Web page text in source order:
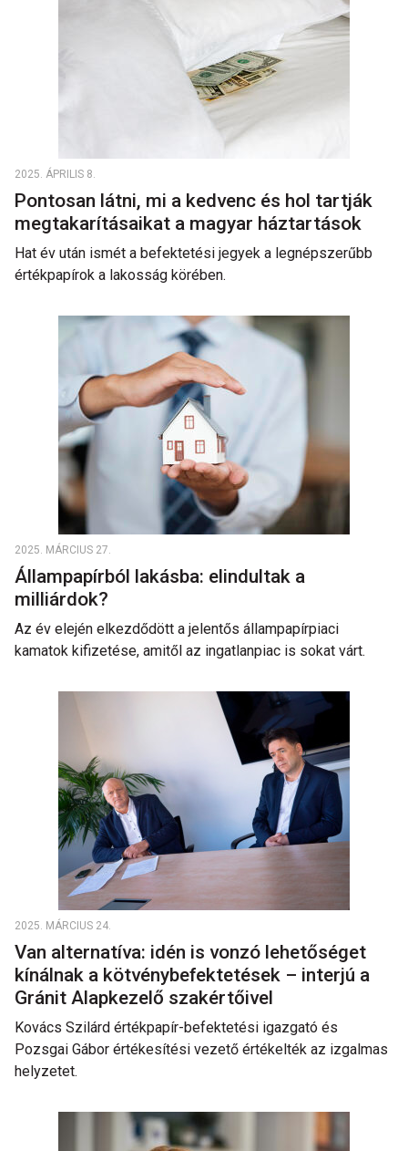
2025. ÁPRILIS 8.
Pontosan látni, mi a kedvenc és hol tartják
megtakarításaikat a magyar háztartások
Hat év után ismét a befektetési jegyek a legnépszerűbb
értékpapírok a lakosság körében.
2025. MÁRCIUS 27.
Állampapírból lakásba: elindultak a
milliárdok?
Az év elején elkezdődött a jelentős állampapírpiaci
kamatok kifizetése, amitől az ingatlanpiac is sokat várt.
2025. MÁRCIUS 24.
Van alternatíva: idén is vonzó lehetőséget
kínálnak a kötvénybefektetések – interjú a
Gránit Alapkezelő szakértőivel
Kovács Szilárd értékpapír-befektetési igazgató és
Pozsgai Gábor értékesítési vezető értékelték az izgalmas
helyzetet.